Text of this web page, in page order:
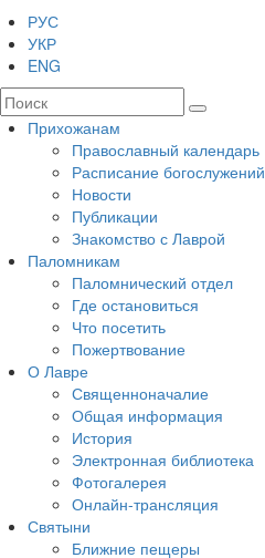
РУС
УКР
ENG
Прихожанам
Православный календарь
Расписание богослужений
Новости
Публикации
Знакомство с Лаврой
Паломникам
Паломнический отдел
Где остановиться
Что посетить
Пожертвование
О Лавре
Священноначалие
Общая информация
История
Электронная библиотека
Фотогалерея
Онлайн-трансляция
Святыни
Ближние пещеры